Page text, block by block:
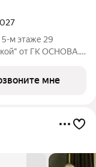
5-м этаже 29
от ГК ОСНОВА.
что обеспечит
мне